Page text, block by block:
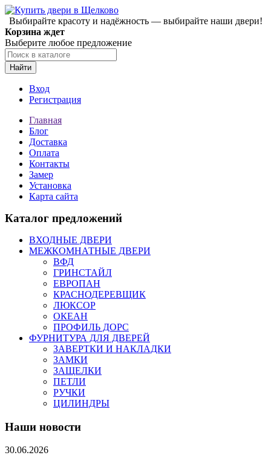
Выбирайте красоту и надёжность — выбирайте наши двери!
Корзина ждет
Выберите любое предложение
Найти
Вход
Регистрация
Главная
Блог
Доставка
Оплата
Контакты
Замер
Установка
Карта сайта
Каталог предложений
ВХОДНЫЕ ДВЕРИ
МЕЖКОМНАТНЫЕ ДВЕРИ
ВФД
ГРИНСТАЙЛ
ЕВРОПАН
КРАСНОДЕРЕВЩИК
ЛЮКСОР
ОКЕАН
ПРОФИЛЬ ДОРС
ФУРНИТУРА ДЛЯ ДВЕРЕЙ
ЗАВЕРТКИ И НАКЛАДКИ
ЗАМКИ
ЗАЩЕЛКИ
ПЕТЛИ
РУЧКИ
ЦИЛИНДРЫ
Наши новости
30.06.2026